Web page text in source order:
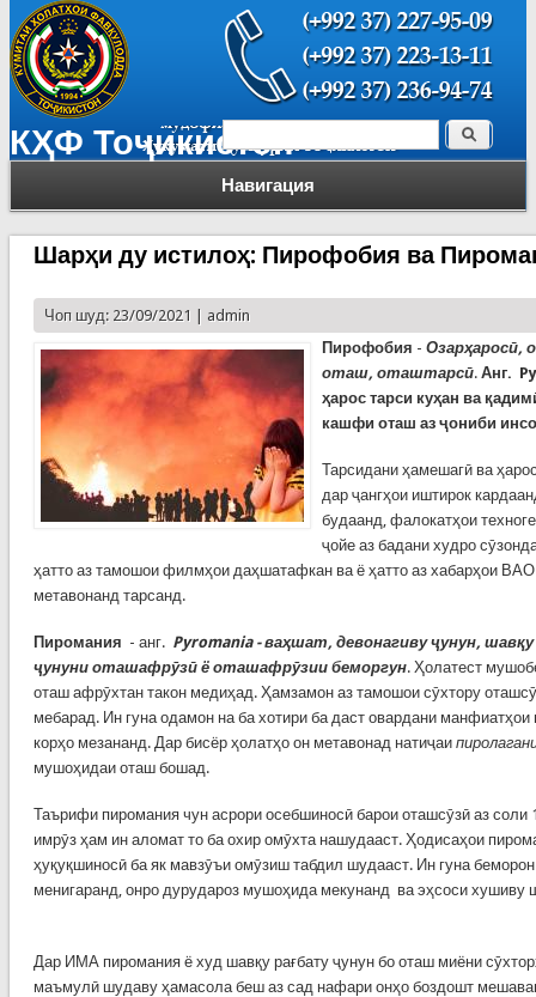
КҲФ Тоҷикистон
Навигация
Форма поиска Поиск
Шарҳи ду истилоҳ: Пирофобия ва
Чоп шуд: 23/09/2021 | admin
Пирофобия - Озарҳаросӣ,
оташ, оташтарсӣ. Анг.
ҳарос тарси куҳан ва
кашфи оташ аз ҷониби
Тарсидани ҳамешагӣ ва
дар ҷангҳои иштирок
будаанд, фалокатҳои
ҷойе аз бадани худро
ҳатто аз тамошои филмҳои даҳшатафкан ва ё ҳатто аз хабарҳои
метавонанд тарсанд.
Пиромания - анг. Pyromania - ваҳшат, девонагиву ҷунун,
ҷунуни оташафрӯзӣ ё оташафрӯзии беморгун. Ҳолатест
оташ афрӯхтан такон медиҳад. Ҳамзамон аз тамошои сӯхтору
мебарад. Ин гуна одамон на ба хотири ба даст овардани
корҳо мезананд. Дар бисёр ҳолатҳо он метавонад натиҷаи
мушоҳидаи оташ бошад.
Таърифи пиромания чун асрори осебшиносӣ барои оташсӯзӣ аз
имрӯз ҳам ин аломат то ба охир омӯхта нашудааст. Ҳодисаҳои
ҳуқуқшиносӣ ба як мавзӯъи омӯзиш табдил шудааст. Ин гуна
менигаранд, онро дурудароз мушоҳида мекунанд ва эҳсоси хушиву
Дар ИМА пиромания ё худ шавқу рағбату ҷунун бо оташ миёни
маъмулӣ шудаву ҳамасола беш аз сад нафари онҳо боздошт